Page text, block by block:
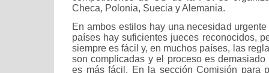
Checa, Polonia, Suecia y Alemania.
En ambos estilos hay una necesidad
países hay suficientes jueces reconocidos,
siempre es fácil y, en muchos países, las
son complicadas y el proceso es
es más fácil. En la sección Comisión para